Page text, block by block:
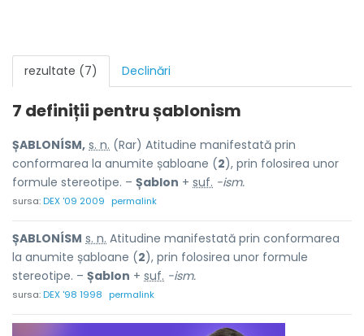
rezultate (7) Declinări
7 definiții pentrușablonism
ȘABLONÍSM, s. n. (Rar) Atitudine manifestată prin
conformarea la anumite șabloane (2), prin folosirea unor
formule stereotipe. – Șablon + suf. -ism.
sursa:DEX '09 2009 permalink
ȘABLONÍSM s. n. Atitudine manifestată prin conformarea
la anumite șabloane (2), prin folosirea unor formule
stereotipe. – Șablon + suf. -ism.
sursa:DEX '98 1998 permalink